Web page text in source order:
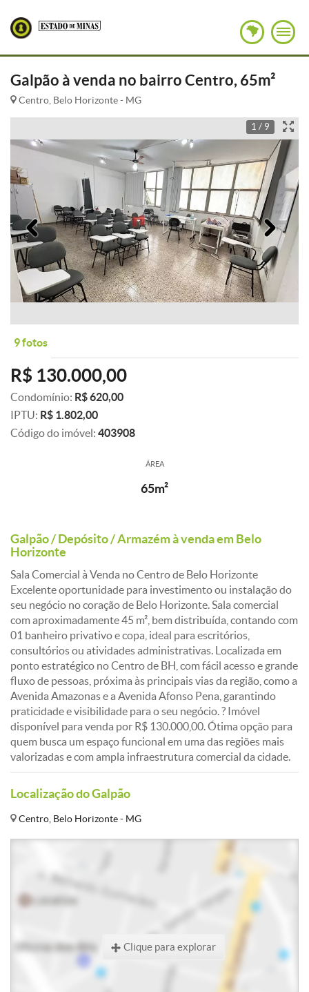
Galpão à venda no bairro Centro, 65m²
Centro, Belo Horizonte - MG
1 / 9
Anterior
9 fotos
R$ 130.000,00
Condomínio: R$ 620,00
IPTU: R$ 1.802,00
Código do imóvel: 403908
ÁREA
65m²
Galpão / Depósito / Armazém à venda em Belo
Horizonte
Sala Comercial à Venda no Centro de Belo Horizonte
Excelente oportunidade para investimento ou instalação do
seu negócio no coração de Belo Horizonte. Sala comercial
com aproximadamente 45 m², bem distribuída, contando com
01 banheiro privativo e copa, ideal para escritórios,
consultórios ou atividades administrativas. Localizada em
ponto estratégico no Centro de BH, com fácil acesso e grande
fluxo de pessoas, próxima às principais vias da região, como a
Avenida Amazonas e a Avenida Afonso Pena, garantindo
praticidade e visibilidade para o seu negócio. ? Imóvel
disponível para venda por R$ 130.000,00. Ótima opção para
quem busca um espaço funcional em uma das regiões mais
valorizadas e com ampla infraestrutura comercial da cidade.
Localização do Galpão
Centro, Belo Horizonte - MG
Clique para explorar